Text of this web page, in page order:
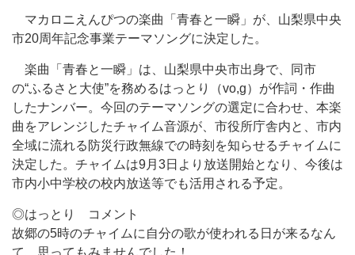
マカロニえんぴつの楽曲「青春と一瞬」が、山梨県中央
市20周年記念事業テーマソングに決定した。
楽曲「青春と一瞬」は、山梨県中央市出身で、同市
の“ふるさと大使”を務めるはっとり（vo,g）が作詞・作曲
したナンバー。今回のテーマソングの選定に合わせ、本楽
曲をアレンジしたチャイム音源が、市役所庁舎内と、市内
全域に流れる防災行政無線での時刻を知らせるチャイムに
決定した。チャイムは9月3日より放送開始となり、今後は
市内小中学校の校内放送等でも活用される予定。
◎はっとり コメント
故郷の5時のチャイムに自分の歌が使われる日が来るなん
て、思ってもみませんでした！